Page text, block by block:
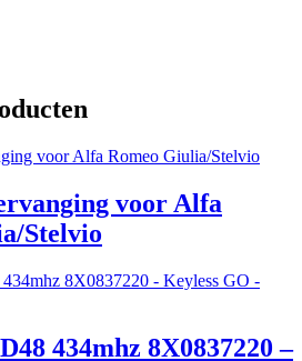
voor Alfa
Stelvio
434mhz 8X0837220 –